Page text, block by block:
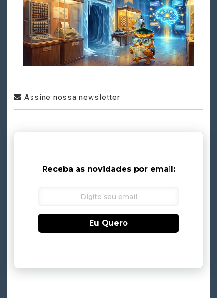
Assine nossa newsletter
Receba as novidades por email:
Eu Quero